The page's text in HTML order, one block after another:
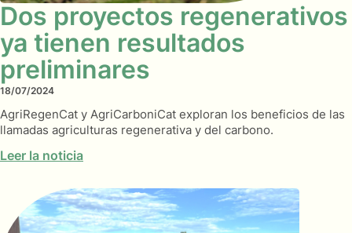
Dos proyectos regenerativos
ya tienen resultados
preliminares
18/07/2024
AgriRegenCat y AgriCarboniCat exploran los beneficios de las
llamadas agriculturas regenerativa y del carbono.
Leer la noticia